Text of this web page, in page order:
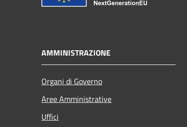
AMMINISTRAZIONE
Organi di Governo
Aree Amministrative
Uffici